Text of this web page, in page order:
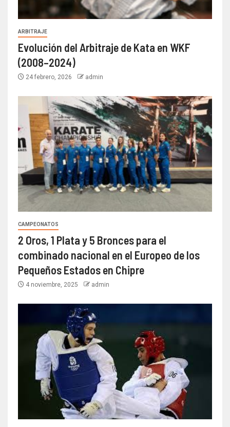
ARBITRAJE
Evolución del Arbitraje de Kata en WKF
(2008–2024)
24 febrero, 2026 admin
CAMPEONATOS
2 Oros, 1 Plata y 5 Bronces para el
combinado nacional en el Europeo de los
Pequeños Estados en Chipre
4 noviembre, 2025 admin